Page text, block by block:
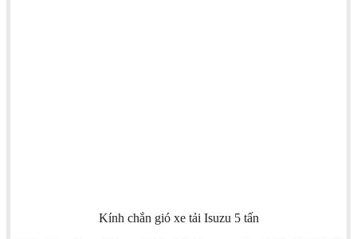
Kính chắn gió xe tải Isuzu 5 tấn